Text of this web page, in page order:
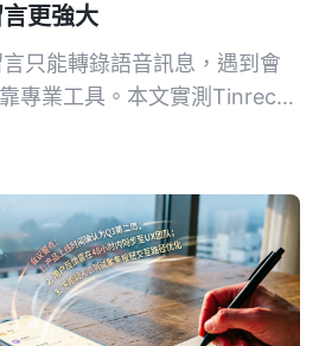
更強大
只能轉錄語音訊息，遇到會
專業工具。本文實測Tinrec、